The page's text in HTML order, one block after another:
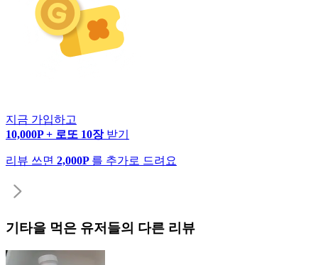
지금 가입하고
10,000P + 로또 10장 받기
리뷰 쓰면 2,000P 를 추가로 드려요
기타을 먹은 유저들의 다른 리뷰